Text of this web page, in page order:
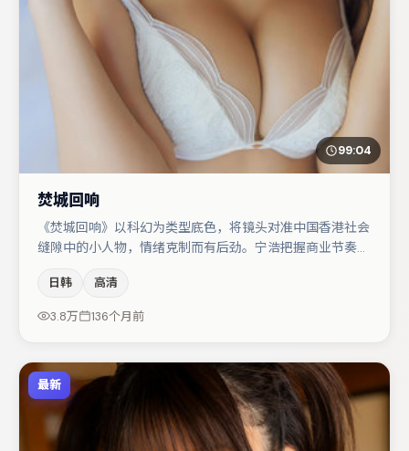
99:04
焚城回响
《焚城回响》以科幻为类型底色，将镜头对准中国香港社会
缝隙中的小人物，情绪克制而有后劲。宁浩把握商业节奏的
沈腾的对手戏构成全片情感锚点，咏梅则以细节塑造推动谜
题层层揭开。整体完成度较高，适合周末一口气追完。
日韩 高清
3.8万 136个月前
最新